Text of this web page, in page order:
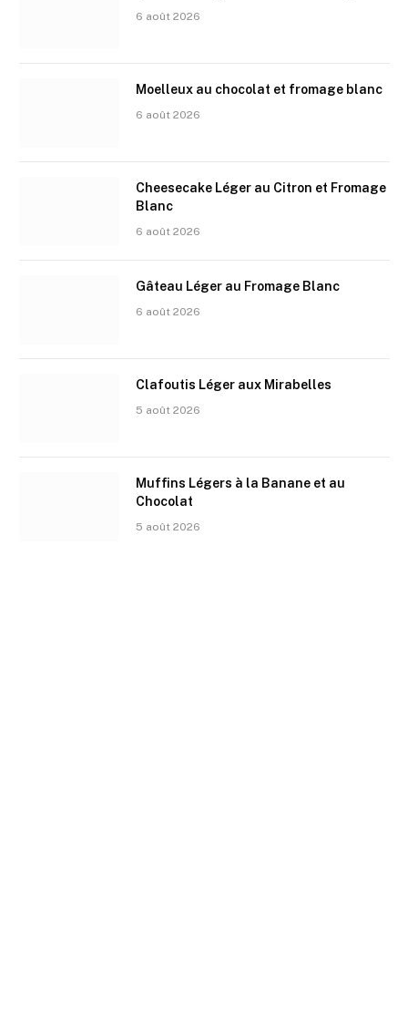
6 août 2026
Moelleux au chocolat et fromage blanc
6 août 2026
Cheesecake Léger au Citron et Fromage
Blanc
6 août 2026
Gâteau Léger au Fromage Blanc
6 août 2026
Clafoutis Léger aux Mirabelles
5 août 2026
Muffins Légers à la Banane et au
Chocolat
5 août 2026